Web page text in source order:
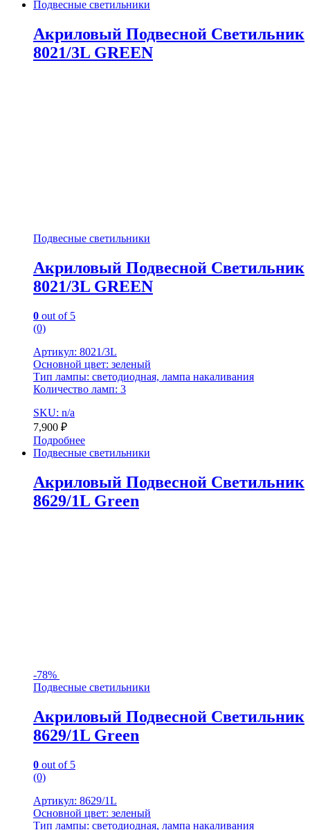
Подвесные светильники
Акриловый Подвесной Светильник
8021/3L GREEN
Подвесные светильники
Акриловый Подвесной Светильник
8021/3L GREEN
0 out of 5
(0)
Артикул: 8021/3L
Основной цвет: зеленый
Тип лампы: светодиодная, лампа накаливания
Количество ламп: 3
SKU: n/a
7,900 ₽
Подробнее
Подвесные светильники
Акриловый Подвесной Светильник
8629/1L Green
-78%
Подвесные светильники
Акриловый Подвесной Светильник
8629/1L Green
0 out of 5
(0)
Артикул: 8629/1L
Основной цвет: зеленый
Тип лампы: светодиодная, лампа накаливания